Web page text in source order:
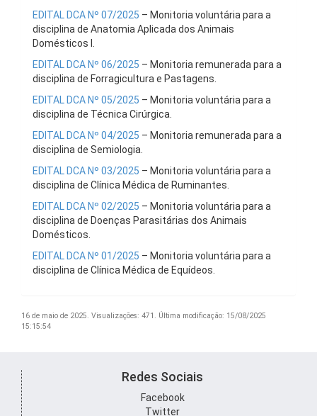
EDITAL DCA Nº 07/2025 – Monitoria voluntária para a
disciplina de Anatomia Aplicada dos Animais
Domésticos I.
EDITAL DCA Nº 06/2025 – Monitoria remunerada para a
disciplina de Forragicultura e Pastagens.
EDITAL DCA Nº 05/2025 – Monitoria voluntária para a
disciplina de Técnica Cirúrgica.
EDITAL DCA Nº 04/2025 – Monitoria remunerada para a
disciplina de Semiologia.
EDITAL DCA Nº 03/2025 – Monitoria voluntária para a
disciplina de Clínica Médica de Ruminantes.
EDITAL DCA Nº 02/2025 – Monitoria voluntária para a
disciplina de Doenças Parasitárias dos Animais
Domésticos.
EDITAL DCA Nº 01/2025 – Monitoria voluntária para a
disciplina de Clínica Médica de Equídeos.
16 de maio de 2025. Visualizações: 471. Última modificação: 15/08/2025
15:15:54
Redes Sociais
Facebook
Twitter